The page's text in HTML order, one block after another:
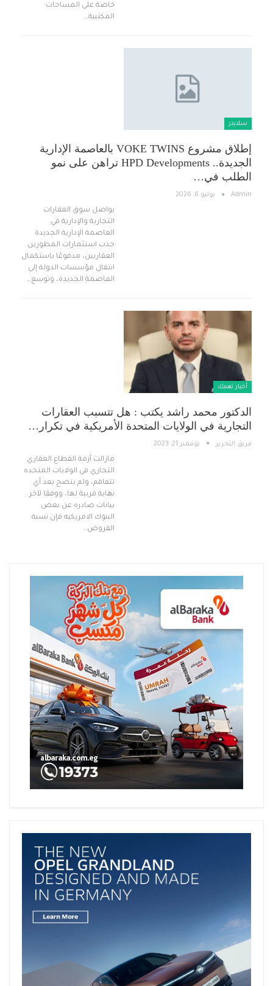
خاصة على المساحات
المكتبية…
سلايدر
إطلاق مشروع VOKE TWINS بالعاصمة الإدارية
الجديدة.. HPD Developments تراهن على نمو
الطلب في…
Admin يوليو 6, 2026
يواصل سوق العقارات
التجارية والإدارية في
العاصمة الإدارية الجديدة
جذب استثمارات المطورين
العقاريين، مدفوعًا باستكمال
انتقال مؤسسات الدولة إلى
العاصمة الجديدة، وتوسع…
أخبار تهمك
الدكتور محمد راشد يكتب : هل تتسبب العقارات
التجارية في الولايات المتحدة الأمريكية في تكرار…
فريق التحرير نوفمبر 21, 2023
مازالت أزمة القطاع العقاري
التجاري في الولايات المتحده
تتفاقم، ولم يتضح بعد أي
نهاية قريبة لها، ووفقا لآخر
بيانات صادره عن بعض
البنوك الامريكيه فإن نسبة
القروض…